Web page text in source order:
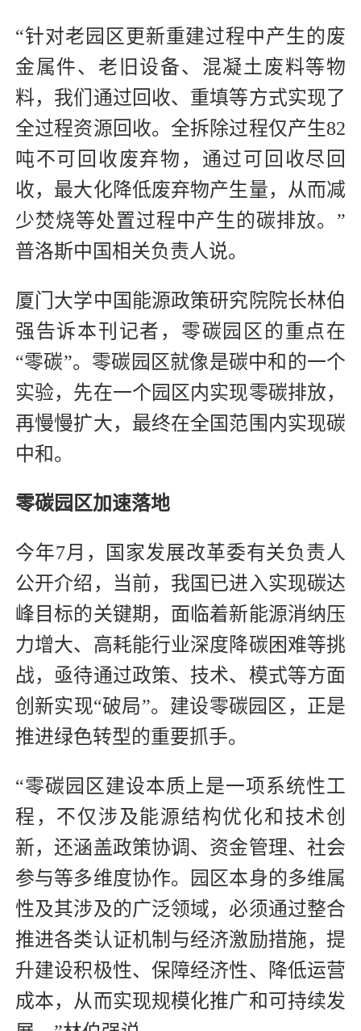
“针对老园区更新重建过程中产生的废
金属件、老旧设备、混凝土废料等物
料，我们通过回收、重填等方式实现了
全过程资源回收。全拆除过程仅产生82
吨不可回收废弃物，通过可回收尽回
收，最大化降低废弃物产生量，从而减
少焚烧等处置过程中产生的碳排放。”
普洛斯中国相关负责人说。
厦门大学中国能源政策研究院院长林伯
强告诉本刊记者，零碳园区的重点在
“零碳”。零碳园区就像是碳中和的一个
实验，先在一个园区内实现零碳排放，
再慢慢扩大，最终在全国范围内实现碳
中和。
零碳园区加速落地
今年7月，国家发展改革委有关负责人
公开介绍，当前，我国已进入实现碳达
峰目标的关键期，面临着新能源消纳压
力增大、高耗能行业深度降碳困难等挑
战，亟待通过政策、技术、模式等方面
创新实现“破局”。建设零碳园区，正是
推进绿色转型的重要抓手。
“零碳园区建设本质上是一项系统性工
程，不仅涉及能源结构优化和技术创
新，还涵盖政策协调、资金管理、社会
参与等多维度协作。园区本身的多维属
性及其涉及的广泛领域，必须通过整合
推进各类认证机制与经济激励措施，提
升建设积极性、保障经济性、降低运营
成本，从而实现规模化推广和可持续发